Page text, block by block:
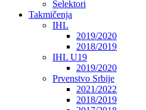
Selektori
Takmičenja
IHL
2019/2020
2018/2019
IHL U19
2019/2020
Prvenstvo Srbije
2021/2022
2018/2019